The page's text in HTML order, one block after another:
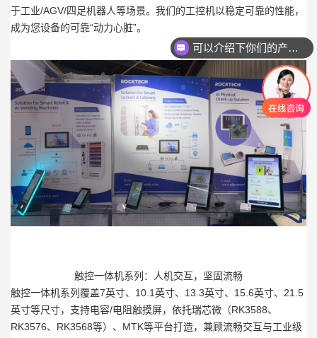
于工业/AGV/四足机器人等场景。我们的工控机以稳定可靠的性能，
成为您设备的可靠“动力心脏”。
触控一体机系列：人机交互，坚固流畅
触控一体机系列覆盖7英寸、10.1英寸、13.3英寸、15.6英寸、21.5
英寸等尺寸，支持电容/电阻触摸屏，依托瑞芯微（RK3588、
RK3576、RK3568等）、MTK等平台打造，兼顾流畅交互与工业级
可以介绍下你们的产品么